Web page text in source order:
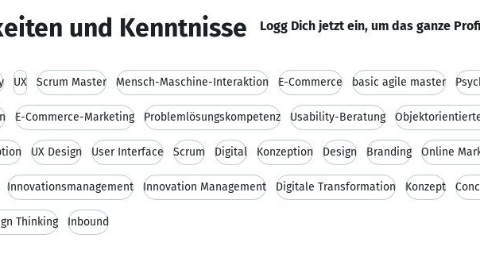
und Kenntnisse Logg Dich jetzt ein, um das ganze
UX Scrum Master Mensch-Maschine-Interaktion E-Commerce basic agile master
E-Commerce-Marketing Problemlösungskompetenz Usability-Beratung
UX Design User Interface Scrum Digital Konzeption Design Branding Online
Innovationsmanagement Innovation Management Digitale Transformation Konzept
Thinking Inbound